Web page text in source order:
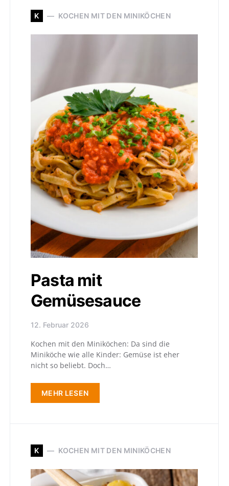
K KOCHEN MIT DEN MINIKÖCHEN
Pasta mit
Gemüsesauce
12. Februar 2026
Kochen mit den Miniköchen: Da sind die
Miniköche wie alle Kinder: Gemüse ist eher
nicht so beliebt. Doch…
MEHR LESEN
K KOCHEN MIT DEN MINIKÖCHEN